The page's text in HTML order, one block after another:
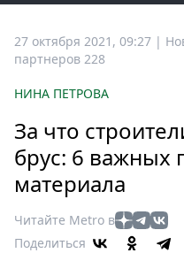
Все
новости
Петербург
Мир
Здоровье
Еда
Туризм
Мода
27 октября 2021, 09:27 |
партнеров 228
НИНА ПЕТРОВА
За что
брус: 6 важных
материала
Читайте Metro в
Поделиться